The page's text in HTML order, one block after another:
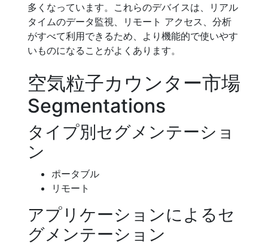
多くなっています。これらのデバイスは、リアル
タイムのデータ監視、リモート アクセス、分析
がすべて利用できるため、より機能的で使いやす
いものになることがよくあります。
空気粒子カウンター市場
Segmentations
タイプ別セグメンテーショ
ン
ポータブル
リモート
アプリケーションによるセ
グメンテーション